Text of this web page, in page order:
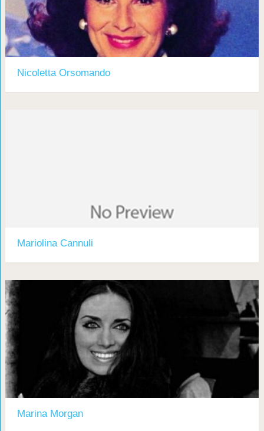
Nicoletta Orsomando
Mariolina Cannuli
Marina Morgan